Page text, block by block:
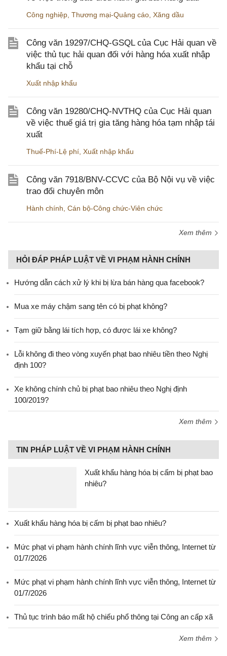
Công nghiệp Thương mại-Quảng cáo Xăng dầu
Công văn 19297/CHQ-GSQL của Cục Hải quan về
việc thủ tục hải quan đối với hàng hóa xuất nhập
khẩu tại chỗ
Xuất nhập khẩu
Công văn 19280/CHQ-NVTHQ của Cục Hải quan
về việc thuế giá trị gia tăng hàng hóa tạm nhập tái
xuất
Thuế-Phí-Lệ phí Xuất nhập khẩu
Công văn 7918/BNV-CCVC của Bộ Nội vụ về việc
trao đổi chuyên môn
Hành chính Cán bộ-Công chức-Viên chức
Xem thêm
HỎI ĐÁP PHÁP LUẬT VỀ VI PHẠM HÀNH CHÍNH
Hướng dẫn cách xử lý khi bị lừa bán hàng qua facebook?
Mua xe máy chậm sang tên có bị phạt không?
Tạm giữ bằng lái tích hợp, có được lái xe không?
Lỗi không đi theo vòng xuyến phạt bao nhiêu tiền theo Nghị
định 100?
Xe không chính chủ bị phạt bao nhiêu theo Nghị định
100/2019?
Xem thêm
TIN PHÁP LUẬT VỀ VI PHẠM HÀNH CHÍNH
Xuất khẩu hàng hóa bị cấm bị phạt bao
nhiêu?
Xuất khẩu hàng hóa bị cấm bị phạt bao nhiêu?
Mức phạt vi phạm hành chính lĩnh vực viễn thông, Internet từ
01/7/2026
Mức phạt vi phạm hành chính lĩnh vực viễn thông, Internet từ
01/7/2026
Thủ tục trình báo mất hộ chiếu phổ thông tại Công an cấp xã
Xem thêm